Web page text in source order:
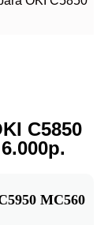
C5850
MC560